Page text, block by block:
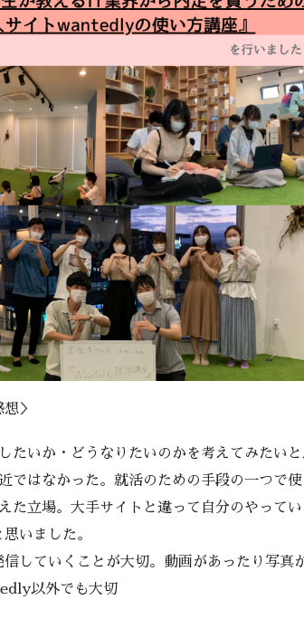
＞
たいか・どうなりたいのかを考えてみたいと
ではなかった。就活のための手段の一つで
た立場。大手サイトと違って自分のやって
いました。
信していくことが大切。動画があったり写
以外でも大切